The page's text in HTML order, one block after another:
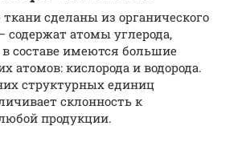
сделаны из органического
содержат атомы углерода,
составе имеются большие
атомов: кислорода и водорода.
структурных единиц
склонность к
продукции.